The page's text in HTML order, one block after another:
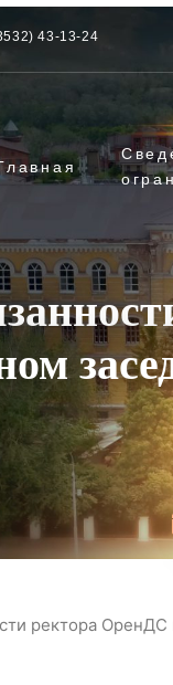
43-13-24
ректора ОренДС